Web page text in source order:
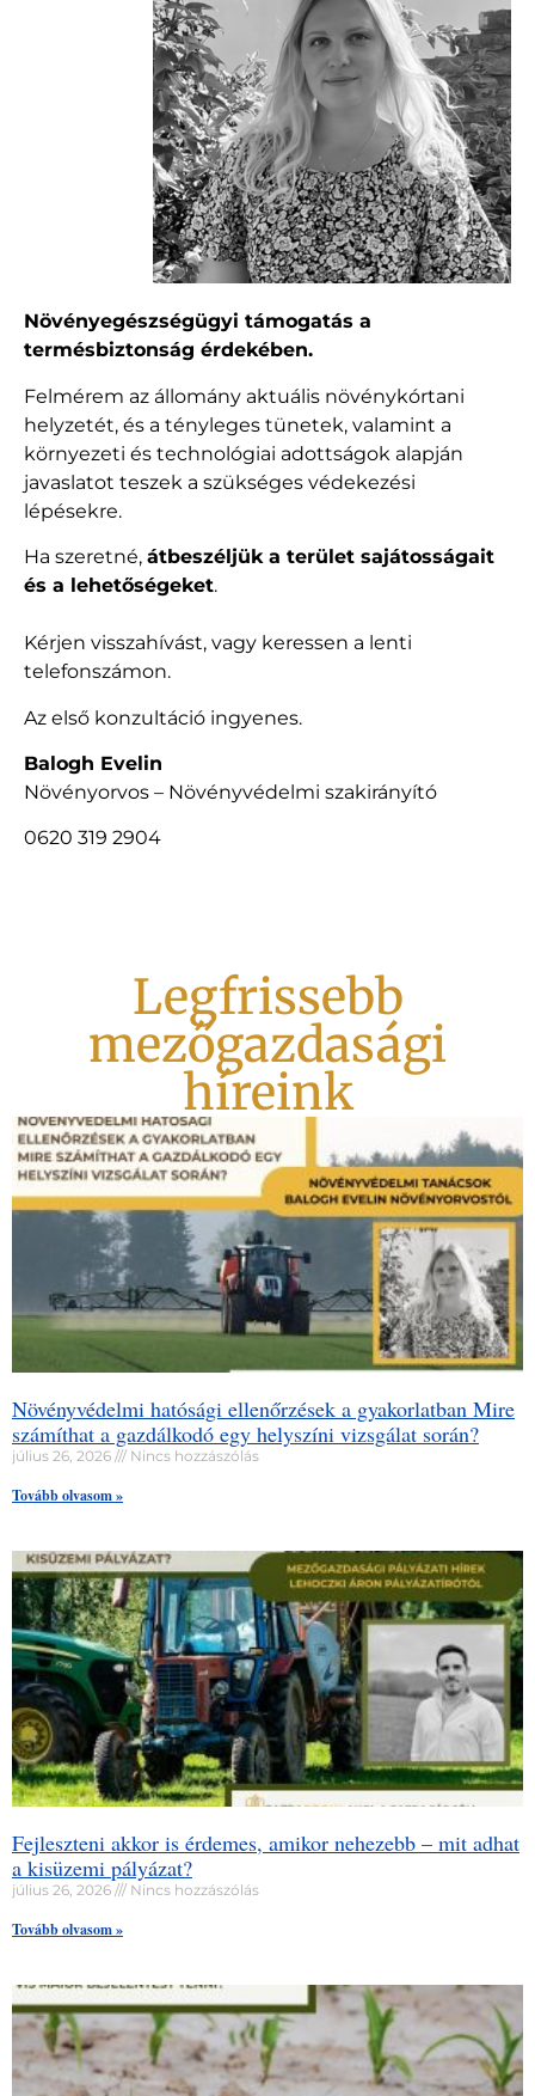
Növényegészségügyi támogatás a
termésbiztonság érdekében.
Felmérem az állomány aktuális növénykórtani
helyzetét, és a tényleges tünetek, valamint a
környezeti és technológiai adottságok alapján
javaslatot teszek a szükséges védekezési
lépésekre.
Ha szeretné, átbeszéljük a terület sajátosságait
és a lehetőségeket.
Kérjen visszahívást, vagy keressen a lenti
telefonszámon.
Az első konzultáció ingyenes.
Balogh Evelin
Növényorvos – Növényvédelmi szakirányító
0620 319 2904
Legfrissebb
mezőgazdasági
híreink
Növényvédelmi hatósági ellenőrzések a gyakorlatban Mire
számíthat a gazdálkodó egy helyszíni vizsgálat során?
július 26, 2026 Nincs hozzászólás
Tovább olvasom »
Fejleszteni akkor is érdemes, amikor nehezebb – mit adhat
a kisüzemi pályázat?
július 26, 2026 Nincs hozzászólás
Tovább olvasom »